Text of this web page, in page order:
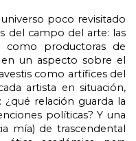
poco revisitado
del campo del arte: las
como productoras de
un aspecto sobre el
como artífices del
artista en situación,
relación guarda la
políticas? Y una
mía) de trascendental